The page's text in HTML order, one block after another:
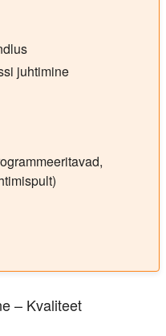
juhtimine
– Kvaliteet